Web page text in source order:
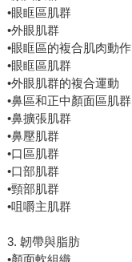
•眼眶區肌群
•外眼肌群
•眼眶區的複合肌肉動作
•眼眶區肌群
•外眼肌群的複合運動
•鼻區和正中顏面區肌群
•鼻擴張肌群
•鼻壓肌群
•口區肌群
•口部肌群
•頸部肌群
•咀嚼主肌群
3. 韌帶與脂肪
•顏面軟組織